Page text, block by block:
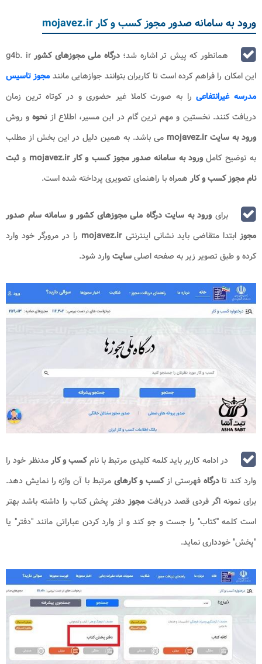
ورود به سامانه صدور مجوز کسب و کار mojavez.ir
همانطور که پیش تر اشاره شد؛درگاه ملی مجوزهای کشورg4b. ir
این امکان را فراهم کرده است تا کاربران بتوانند جوازهایی مانندمجوز تاسیس
مدرسه غیرانتفاعیرا به صورت کاملا غیر حضوری و در کوتاه ترین زمان
دریافت کنند. نخستین و مهم ترین گام در این مسیر، اطلاع ازنحوهو روش
ورود به سایت mojavez.ir
می باشد. به همین دلیل در این بخش از مطلب
به توضیح کامل ورود به سامانه صدور مجوز کسب و کار mojavez.ir​ و ثبت
نام مجوز کسب و کارهمراه با راهنمای تصویری پرداخته شده است.
برای ورود به سایت درگاه ملی مجوزهای کشور و سامانه سام صدور
مجوزابتدا متقاضی باید نشانی اینترنتیmojavez.ir را در مرورگر خود وارد
کرده و طبق تصویر زیر به صفحه اصلیسایتوارد شود.
در ادامه کاربر باید کلمه کلیدی مرتبط با نامکسب و کارمدنظر خود را
وارد کند تادرگاه فهرستی ازکسب و کارهای مرتبط با آن واژه را نمایش دهد.
برای نمونه اگر فردی قصد دریافت مجوزدفتر پخش کتاب را داشته باشد بهتر
است کلمه "کتاب" را جست و جو کند و از وارد کردن عباراتی مانند "دفتر" یا
"پخش" خودداری نماید.